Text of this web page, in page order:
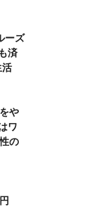
ーズ
済
活
や
ワ
の